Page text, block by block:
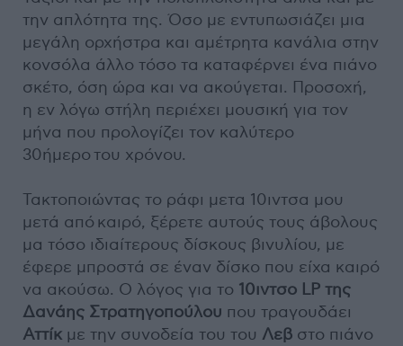
την απλότητα της. Όσο με εντυπωσιάζει μια
μεγάλη ορχήστρα και αμέτρητα κανάλια στην
κονσόλα άλλο τόσο τα καταφέρνει ένα πιάνο
σκέτο, όση ώρα και να ακούγεται. Προσοχή,
η εν λόγω στήλη περιέχει μουσική για τον
μήνα που προλογίζει τον καλύτερο
30ήμερο του χρόνου.
Τακτοποιώντας το ράφι μετα 10ιντσα μου
μετά από καιρό, ξέρετε αυτούς τους άβολους
μα τόσο ιδιαίτερους δίσκους βινυλίου, με
έφερε μπροστά σε έναν δίσκο που είχα καιρό
να ακούσω. Ο λόγος για το 10ιντσο LP της
Δανάης Στρατηγοπούλου που τραγουδάει
Αττίκ με την συνοδεία του του Λεβ στο πιάνο